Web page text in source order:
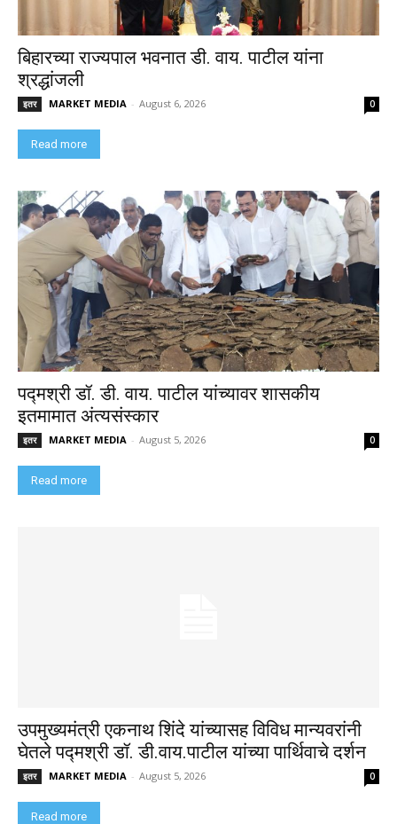
बिहारच्या राज्यपाल भवनात डी. वाय. पाटील यांना
श्रद्धांजली
इतर MARKET MEDIA - August 6, 2026 0
Read more
पद्मश्री डॉ. डी. वाय. पाटील यांच्यावर शासकीय
इतमामात अंत्यसंस्कार
इतर MARKET MEDIA - August 5, 2026 0
Read more
उपमुख्यमंत्री एकनाथ शिंदे यांच्यासह विविध मान्यवरांनी
घेतले पद्मश्री डॉ. डी.वाय.पाटील यांच्या पार्थिवाचे दर्शन
इतर MARKET MEDIA - August 5, 2026 0
Read more